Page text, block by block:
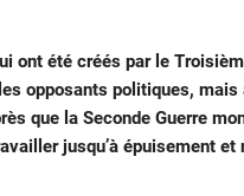
ont été créés par le
opposants politiques,
que la Seconde Guerre
jusqu’à épuisement et